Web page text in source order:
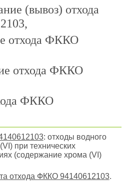
(вывоз) отхода
отхода ФККО
отхода ФККО
ФККО
: отходы водного
при технических
(содержание хрома (VI)
отхода ФККО 94140612103.